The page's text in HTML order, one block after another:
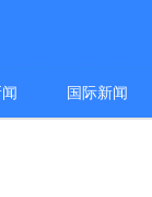
国际新闻